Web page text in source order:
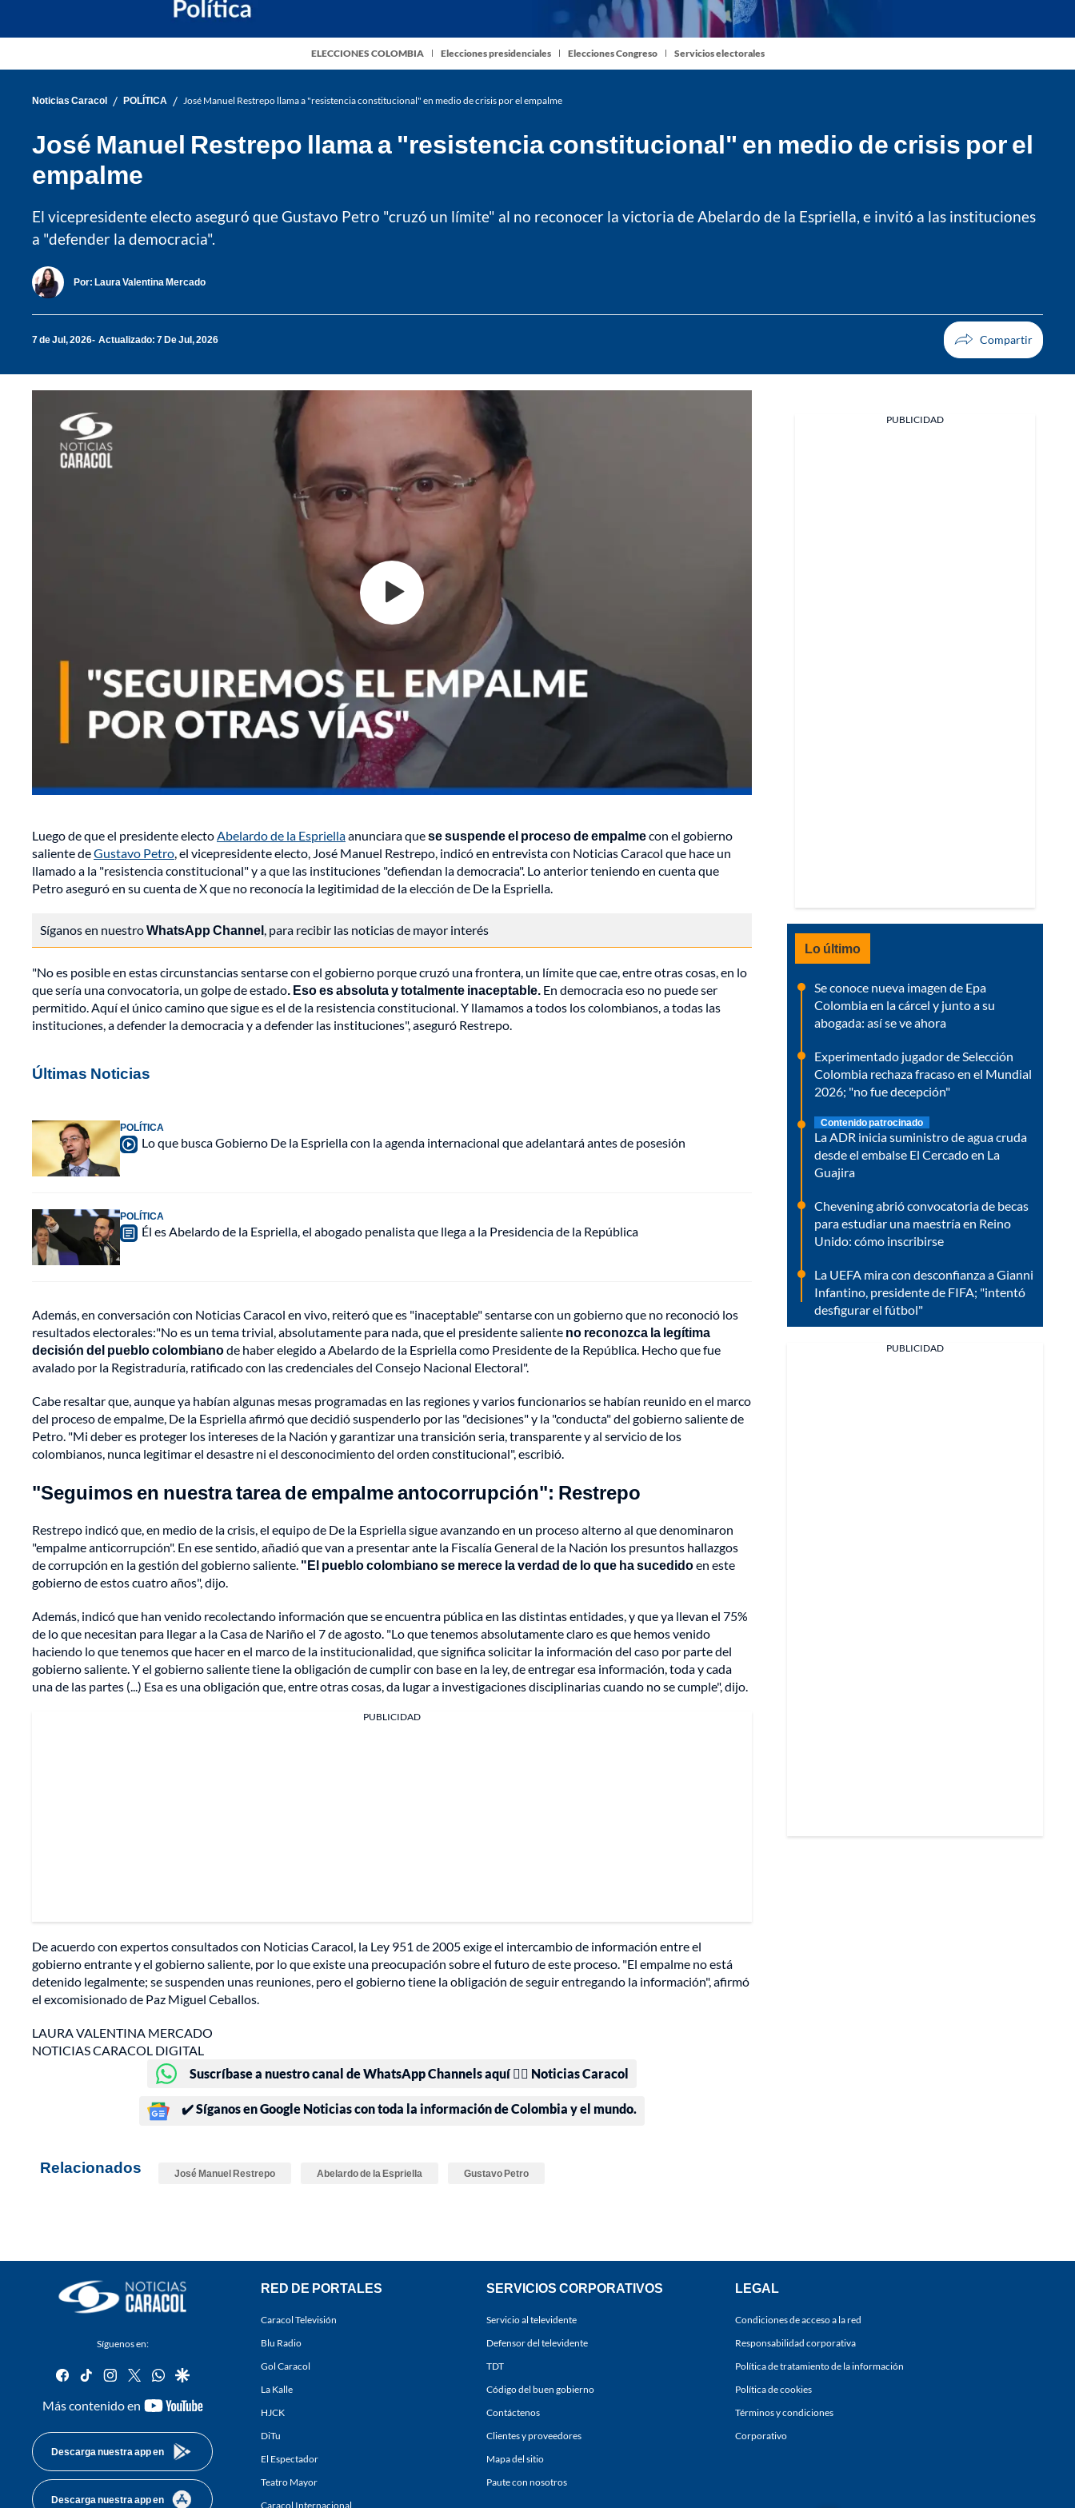
ELECCIONES COLOMBIA Elecciones presidenciales Elecciones Congreso Servicios electorales
Noticias Caracol / POLÍTICA / José Manuel Restrepo llama a "resistencia constitucional" en medio de crisis por el empalme
José Manuel Restrepo llama a "resistencia constitucional" en medio de crisis por el
empalme
El vicepresidente electo aseguró que Gustavo Petro "cruzó un límite" al no reconocer la victoria de Abelardo de la Espriella, e invitó a las instituciones
a "defender la democracia".
Por: Laura Valentina Mercado
7 de Jul, 2026 Actualizado: 7 De Jul, 2026
Luego de que el presidente electoAbelardo de la Espriellaanunciara quese suspende el proceso de empalmecon el gobierno
saliente deGustavo Petro, el vicepresidente electo, José Manuel Restrepo, indicó en entrevista con Noticias Caracol que hace un
llamado a la "resistencia constitucional" y a que las instituciones "defiendan la democracia". Lo anterior teniendo en cuenta que
Petro aseguró en su cuenta de X que no reconocía la legitimidad de la elección de De la Espriella.
Síganos en nuestroWhatsApp Channel, para recibir las noticias de mayor interés
"No es posible en estas circunstancias sentarse con el gobierno porque cruzó una frontera, un límite que cae, entre otras cosas, en lo
que sería una convocatoria, un golpe de estado. Eso es absoluta y totalmente inaceptable. En democracia eso no puede ser
permitido. Aquí el único camino que sigue es el de la resistencia constitucional. Y llamamos a todos los colombianos, a todas las
instituciones, a defender la democracia y a defender las instituciones", aseguró Restrepo.
Últimas Noticias
POLÍTICA
Lo que busca Gobierno De la Espriella con la agenda internacional que adelantará antes de posesión
POLÍTICA
Él es Abelardo de la Espriella, el abogado penalista que llega a la Presidencia de la República
Además, en conversación con Noticias Caracol en vivo, reiteró que es "inaceptable" sentarse con un gobierno que no reconoció los
resultados electorales:"No es un tema trivial, absolutamente para nada, que el presidente saliente no reconozca la legítima
decisión del pueblo colombianode haber elegido a Abelardo de la Espriella como Presidente de la República. Hecho que fue
avalado por la Registraduría, ratificado con las credenciales del Consejo Nacional Electoral".
Cabe resaltar que, aunque ya habían algunas mesas programadas en las regiones y varios funcionarios se habían reunido en el marco
del proceso de empalme, De la Espriella afirmó que decidió suspenderlo por las "decisiones" y la "conducta" del gobierno saliente de
Petro. "Mi deber es proteger los intereses de la Nación y garantizar una transición seria, transparente y al servicio de los
colombianos, nunca legitimar el desastre ni el desconocimiento del orden constitucional", escribió.
"Seguimos en nuestra tarea de empalme antocorrupción": Restrepo
Restrepo indicó que, en medio de la crisis, el equipo de De la Espriella sigue avanzando en un proceso alterno al que denominaron
"empalme anticorrupción". En ese sentido, añadió que van a presentar ante la Fiscalía General de la Nación los presuntos hallazgos
de corrupción en la gestión del gobierno saliente. "El pueblo colombiano se merece la verdad de lo que ha sucedidoen este
gobierno de estos cuatro años", dijo.
Además, indicó que han venido recolectando información que se encuentra pública en las distintas entidades, y que ya llevan el 75%
de lo que necesitan para llegar a la Casa de Nariño el 7 de agosto. "Lo que tenemos absolutamente claro es que hemos venido
haciendo lo que tenemos que hacer en el marco de la institucionalidad, que significa solicitar la información del caso por parte del
gobierno saliente. Y el gobierno saliente tiene la obligación de cumplir con base en la ley, de entregar esa información, toda y cada
una de las partes (...) Esa es una obligación que, entre otras cosas, da lugar a investigaciones disciplinarias cuando no se cumple", dijo.
PUBLICIDAD
De acuerdo con expertos consultados con Noticias Caracol, la Ley 951 de 2005 exige el intercambio de información entre el
gobierno entrante y el gobierno saliente, por lo que existe una preocupación sobre el futuro de este proceso. "El empalme no está
detenido legalmente; se suspenden unas reuniones, pero el gobierno tiene la obligación de seguir entregando la información", afirmó
el excomisionado de Paz Miguel Ceballos.
LAURA VALENTINA MERCADO
NOTICIAS CARACOL DIGITAL
Suscríbase a nuestro canal de WhatsApp Channels aquí 👉🏻 Noticias Caracol
✔️ Síganos en Google Noticias con toda la información de Colombia y el mundo.
Relacionados José Manuel Restrepo Abelardo de la Espriella Gustavo Petro
PUBLICIDAD
Lo último
Se conoce nueva imagen de Epa
Colombia en la cárcel y junto a su
abogada: así se ve ahora
Experimentado jugador de Selección
Colombia rechaza fracaso en el Mundial
2026; "no fue decepción"
Contenido patrocinado
La ADR inicia suministro de agua cruda
desde el embalse El Cercado en La
Guajira
Chevening abrió convocatoria de becas
para estudiar una maestría en Reino
Unido: cómo inscribirse
La UEFA mira con desconfianza a Gianni
Infantino, presidente de FIFA; "intentó
desfigurar el fútbol"
PUBLICIDAD
Síguenos en:
facebook
tiktok instagram
twitterwhatsapp
google
Más contenido en
youtube-
Descarga nuestra app en
Descarga nuestra app en
RED DE PORTALES
Caracol Televisión
Blu Radio
Gol Caracol
La Kalle
HJCK
DiTu
El Espectador
Teatro Mayor
Caracol Internacional
SERVICIOS CORPORATIVOS
Servicio al televidente
Defensor del televidente
TDT
Código del buen gobierno
Contáctenos
Clientes y proveedores
Mapa del sitio
Paute con nosotros
LEGAL
Condiciones de acceso a la red
Responsabilidad corporativa
Política de tratamiento de la información
Política de cookies
Términos y condiciones
Corporativo